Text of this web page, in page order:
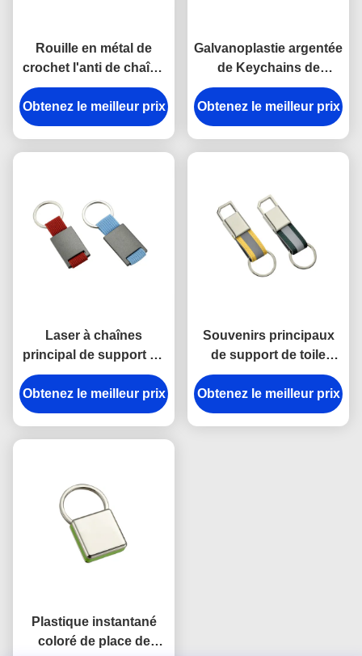
Rouille en métal de
crochet l'anti de chaîne
principale de rupture en
alliage de zinc de
support a gravé des
Obtenez le meilleur prix
Galvanoplastie argentée
de Keychains de
support principal en
plastique en métal
d'ABS de trapèze
Obtenez le meilleur prix
Laser à chaînes
principal de support en
métal de rectangle
gravant le cadeau de
souvenir de toile
Obtenez le meilleur prix
Souvenirs principaux
de support de toile
lumineuse d'épaisseur
du porte-clés 9mm de
crochet de rupture en
Obtenez le meilleur prix
Plastique instantané
coloré de place de